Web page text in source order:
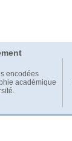
encodées
académique